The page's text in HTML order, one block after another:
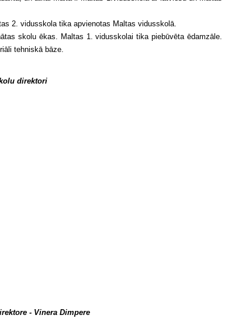
2. vidusskola tika apvienotas Maltas vidusskolā.
skolu ēkas. Maltas 1. vidusskolai tika piebūvēta ēdamzāle.
tehniskā bāze.
direktori
- Vinera Dimpere